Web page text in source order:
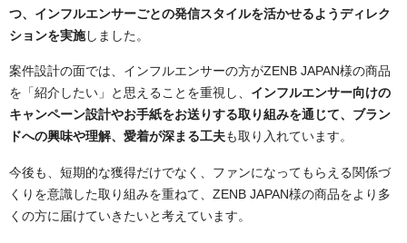
つ、インフルエンサーごとの発信スタイルを活かせるようディレク
ションを実施しました。
案件設計の面では、インフルエンサーの方がZENB JAPAN様の商品
を「紹介したい」と思えることを重視し、 インフルエンサー向けの
キャンペーン設計やお手紙をお送りする取り組みを通じて、ブラン
ドへの興味や理解、愛着が深まる工夫も取り入れています。
今後も、短期的な獲得だけでなく、ファンになってもらえる関係づ
くりを意識した取り組みを重ねて、ZENB JAPAN様の商品をより多
くの方に届けていきたいと考えています。